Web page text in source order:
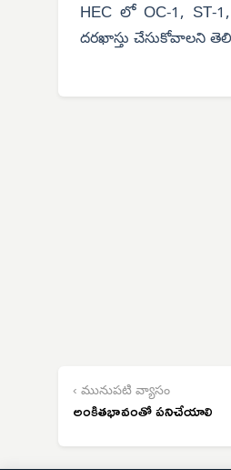
HEC లో OC-1,
దరఖాస్తు చేసుకోవాలని
‹ మునుపటి వ్యాసం
అంకితభావంతో పనిచేయాలి